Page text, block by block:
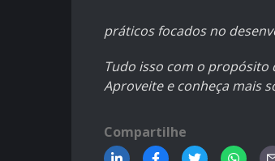
práticos focados no
Tudo isso com o
Aproveite e conheça mais
Compartilhe